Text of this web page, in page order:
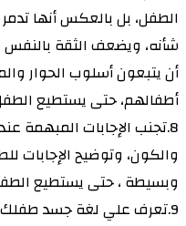
الطفل، بل بالعكس أنها
شأنه، ويضعف الثقة
أن يتبعون أسلوب الحوار
أطفالهم، حتى يستطيع
8.تجنب الإجابات المبهمة
والكون، وتوضيح
وبسيطة ، حتى يستطيع
9.تعرف علي لغة جسد طفلك